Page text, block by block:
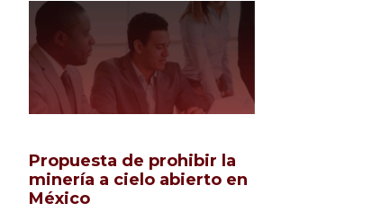
Propuesta de prohibir la
minería a cielo abierto en
México